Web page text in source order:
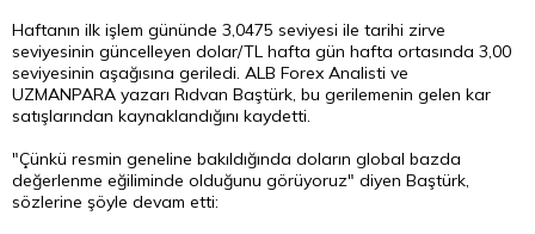
Haftanın ilk işlem gününde 3,0475 seviyesi ile tarihi zirve
seviyesinin güncelleyen dolar/TL hafta gün hafta ortasında 3,00
seviyesinin aşağısına geriledi. ALB Forex Analisti ve
UZMANPARA yazarı Rıdvan Baştürk, bu gerilemenin gelen kar
satışlarından kaynaklandığını kaydetti.
"Çünkü resmin geneline bakıldığında doların global bazda
değerlenme eğiliminde olduğunu görüyoruz" diyen Baştürk,
sözlerine şöyle devam etti: